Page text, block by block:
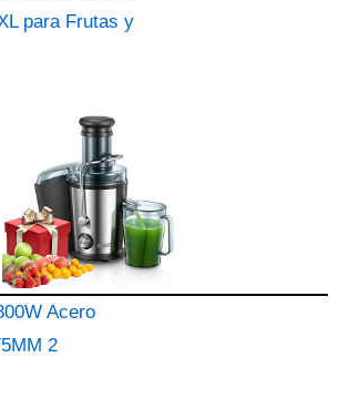
para Frutas y
Acero
2